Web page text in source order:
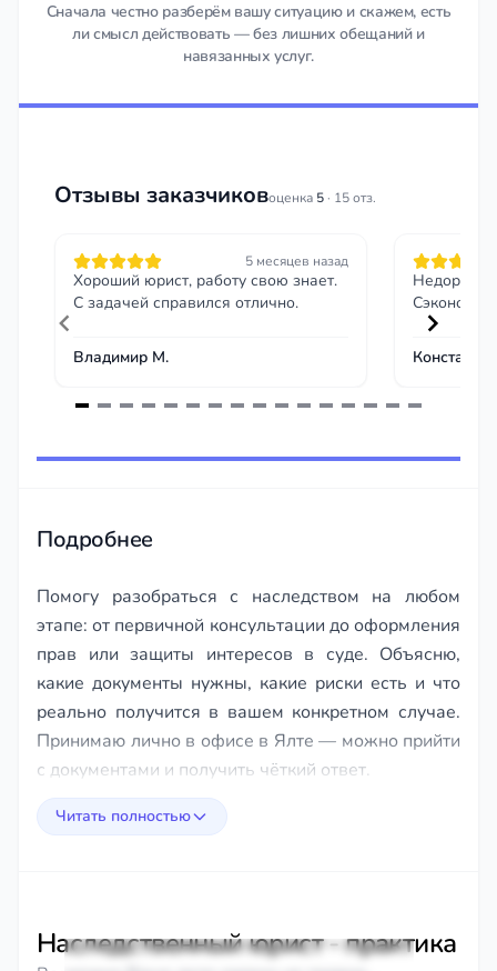
Сначала честно разберём вашу ситуацию и скажем, есть
ли смысл действовать — без лишних обещаний и
навязанных услуг.
Отзывы заказчиковоценка 5 · 15 отз.
5 месяцев назад
Хороший юрист, работу свою знает.
С задачей справился отлично.
Владимир М.
Недорого
1
Подробнее
Помогу разобраться с наследством на любом
этапе: от первичной консультации до оформления
прав или защиты интересов в суде. Объясню,
какие документы нужны, какие риски есть и что
реально получится в вашем конкретном случае.
Принимаю лично в офисе в Ялте — можно прийти
с документами и получить чёткий ответ.
Читать полностью
Наследственный юрист - практика
Преюдиция для юридических чайников -